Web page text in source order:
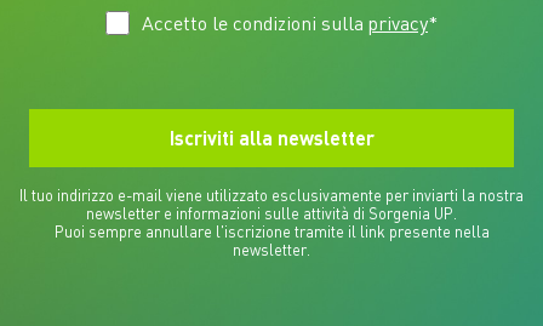
Accetto le condizioni sulla privacy*
Il tuo indirizzo e-mail viene utilizzato esclusivamente per inviarti la nostra
newsletter e informazioni sulle attività di Sorgenia UP.
Puoi sempre annullare l'iscrizione tramite il link presente nella
newsletter.